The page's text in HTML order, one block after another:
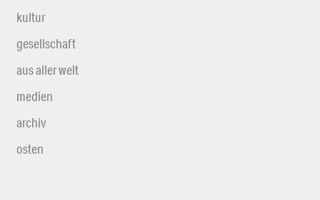
kultur
gesellschaft
aus aller welt
medien
archiv
osten